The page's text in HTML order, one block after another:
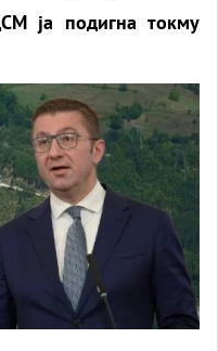
ја подигна токму